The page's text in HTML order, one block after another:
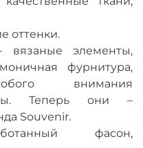
оттенки.
вязаные элементы,
фурнитура,
внимания
Теперь они –
Souvenir.
фасон,